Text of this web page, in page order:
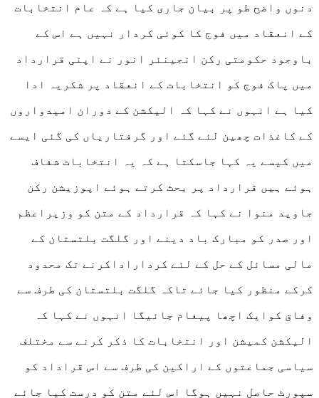
دنوں واضح طو پر بیان جاری کیا ہے کہ عام انتخابات
کے انعقاد میں فوج کا کوئی کردار نہیں ہے اس کے
باوجود حکومتی رکن انجینئر انور نے اپنی قرارداد
میں پاک فوج کو انتخابات کے انعقاد پر شکریہ ادا
کیا ہے انہوں نے کہا کہ الیکشن کے دوران امیدواروں
کے کاغذات چھین لئے گئے اور گرفتاریاں کی گئی ایسے
میں کیسے یہ کہا جاسکتا ہے کہ یہ انتخابات شفاف
ہوئے ہیں قرارداد پر بحث کرتے ہوئے اپوزیشن رکن
جاوید منوا نے کہا کہ قرارداد کے متن کو وزیراعظم
اور صدر کو مبارک باد دینے اور گلگت بلتستان کے
مالی مسائل کے حل کے لئے کرداراداکرنے تک محدود
کرکے منظور کیا جائے تاکہ گلگت بلتستان کی طرف سے
وفاق کوایک اچھا پیغام جائیگا انہوں نے کہا کہ
الیکشن کمیشن اور انتخابات کا ذکر کرنے سے مختلف
سیاسی جماعتوں کے اراکین کی طرف سے اس قراداد کو
سپورٹ حاصل نہیں ہوگا اس لئے متن کو درست کیا جائے